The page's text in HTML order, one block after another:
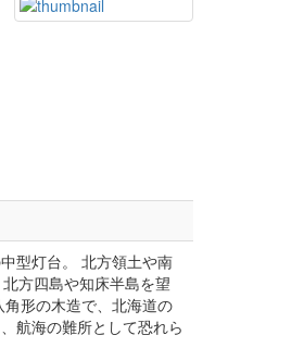
型灯台。 北方領土や南
方四島や知床半島を望
形の木造で、北海道の
航海の難所として恐れら